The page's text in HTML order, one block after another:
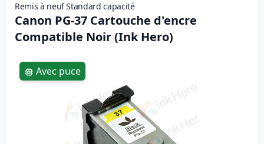
Remis à neufStandard capacité
Canon PG-37 Cartouche d'encre
Compatible Noir (Ink Hero)
Product information
Avec puce